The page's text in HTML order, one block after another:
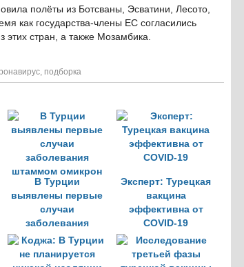
полёты из Ботсваны, Эсватини, Лесото,
как государства-члены ЕС согласились
этих стран, а также Мозамбика.​​​​​​​
, подборка
В Турции
выявлены первые
случаи
заболевания
штаммом омикрон
Эксперт: Турецкая
вакцина
эффективна от
COVID-19